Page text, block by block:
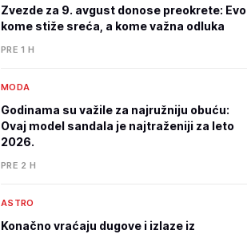
Zvezde za 9. avgust donose preokrete: Evo
kome stiže sreća, a kome važna odluka
PRE 1 H
MODA
Godinama su važile za najružniju obuću:
Ovaj model sandala je najtraženiji za leto
2026.
PRE 2 H
ASTRO
Konačno vraćaju dugove i izlaze iz